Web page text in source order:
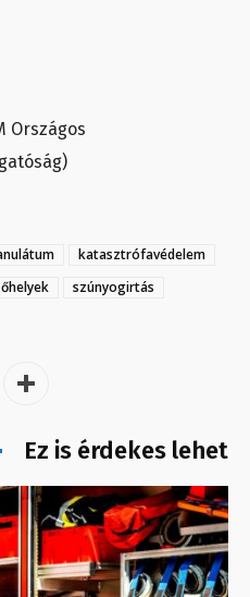
Országos
katasztrófavédelem
szúnyogirtás
Ez is érdekes lehet